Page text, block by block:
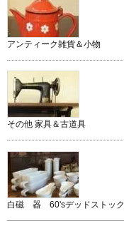
アンティーク雑貨＆小物
その他 家具＆古道具
白磁 器 60'sデッドストック